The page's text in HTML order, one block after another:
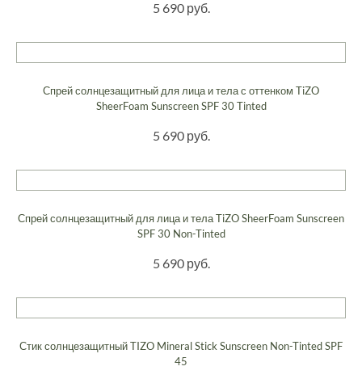
5 690 руб.
Спрей солнцезащитный для лица и тела с оттенком TiZO
SheerFoam Sunscreen SPF 30 Tinted
5 690 руб.
Спрей солнцезащитный для лица и тела TiZO SheerFoam Sunscreen
SPF 30 Non-Tinted
5 690 руб.
Стик солнцезащитный TIZO Mineral Stick Sunscreen Non-Tinted SPF
45